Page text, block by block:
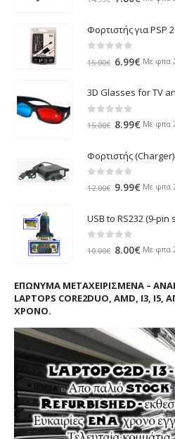
was:
14.99€.
τιμή
Φορτιστής για PSP
out of 5
15.00€ Original
was:
15.00€.
6.99€ Η
τιμή
Με φπα
3D Glasses for TV
out of 5
15.00€ Original
was:
15.00€.
8.99€ Η
τιμή
είναι:
Με φπα
Φορτιστής
out of 5
12.00€ Original
was:
12.00€.
9.99€ Η
τιμή
είναι:
Με φπα
USB to RS232 (9-
out of 5
10.00€ Original
10.00€.
8.00€ Η
είναι:
8.00€.
Με φπα
ΕΠΏΝΥΜΑ ΜΕΤΑΧΕΙΡΙΣΜΈΝΑ –
LAPTOPS CORE2DUO, AMD, I3,
ΧΡΌΝΟ.